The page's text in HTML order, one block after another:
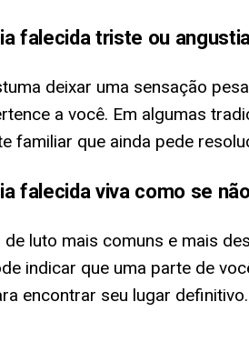
falecida triste ou
deixar uma sensação
a você. Em algumas
familiar que ainda pede
falecida viva como se
luto mais comuns e mais
indicar que uma parte de
encontrar seu lugar